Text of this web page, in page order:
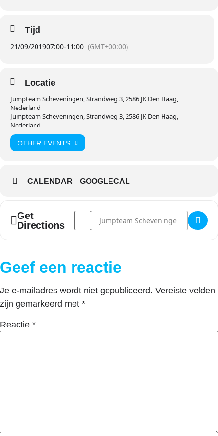
Tijd
21/09/201907:00-11:00 (GMT+00:00)
Locatie
Jumpteam Scheveningen, Strandweg 3, 2586 JK Den Haag,
Nederland
Jumpteam Scheveningen, Strandweg 3, 2586 JK Den Haag,
Nederland
OTHER EVENTS
CALENDAR GOOGLECAL
Get
Directions
Address - SAFETY FIRST - workshop Safety
Destination Address - SAFETY FIRST -
Geef een reactie
Je e-mailadres wordt niet gepubliceerd. Vereiste velden
zijn gemarkeerd met *
Reactie *